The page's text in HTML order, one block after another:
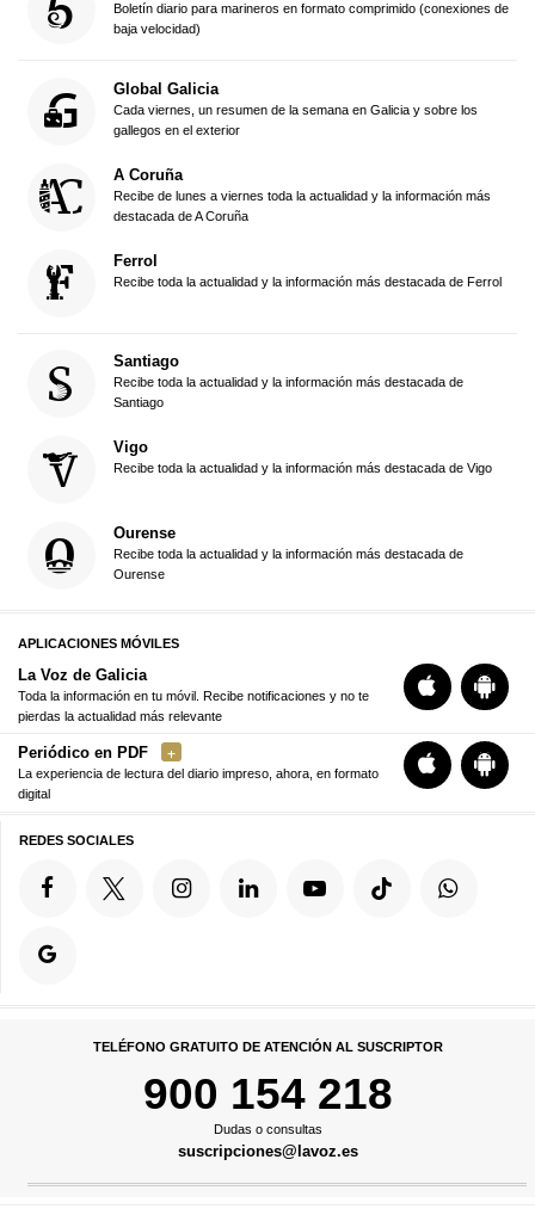
Boletín diario para marineros en formato comprimido (conexiones de
baja velocidad)
Global Galicia
Cada viernes, un resumen de la semana en Galicia y sobre los
gallegos en el exterior
A Coruña
Recibe de lunes a viernes toda la actualidad y la información más
destacada de A Coruña
Ferrol
Recibe toda la actualidad y la información más destacada de Ferrol
Santiago
Recibe toda la actualidad y la información más destacada de
Santiago
Vigo
Recibe toda la actualidad y la información más destacada de Vigo
Ourense
Recibe toda la actualidad y la información más destacada de
Ourense
APLICACIONES MÓVILES
La Voz de Galicia
Toda la información en tu móvil. Recibe notificaciones y no te
pierdas la actualidad más relevante
Periódico en PDF
La experiencia de lectura del diario impreso, ahora, en formato
digital
REDES SOCIALES
TELÉFONO GRATUITO DE ATENCIÓN AL SUSCRIPTOR
900 154 218
Dudas o consultas
suscripciones@lavoz.es